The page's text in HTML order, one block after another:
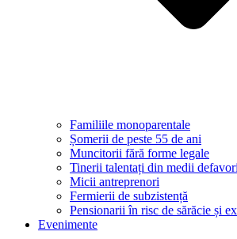
Familiile monoparentale
Șomerii de peste 55 de ani
Muncitorii fără forme legale
Tinerii talentați din medii
Micii antreprenori
Fermierii de subzistență
Pensionarii în risc de sărăcie și
Evenimente